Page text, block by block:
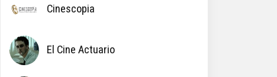
Cinescopia
El Cine Actuario